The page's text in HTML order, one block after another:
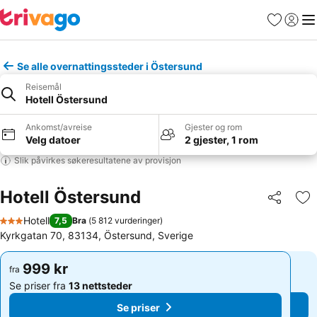
Favoritter
Logg
Se alle overnattingssteder i Östersund
Reisemål
Hotell Östersund
Ankomst/avreise
Velg datoer
Gjester og rom
2 gjester, 1 rom
Slik påvirkes søkeresultatene av provisjon
Hotell Östersund Del
3 Stjerner
Hotell 7,5 Bra (5 812 vurderinger)
Kyrkgatan 70, 83134, Östersund, Sverige
fra 999 kr
Se priser fra 13 nettsteder
Se priser
fra 999 kr
Se priser fra 13 nettsteder
Se priser